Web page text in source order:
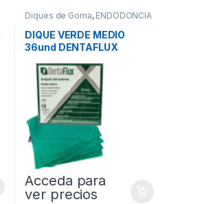
Diques de Goma, ENDODONCIA
DIQUE VERDE MEDIO
36und DENTAFLUX
Acceda para
ver precios